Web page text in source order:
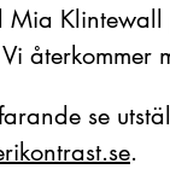
återkommer
se
.